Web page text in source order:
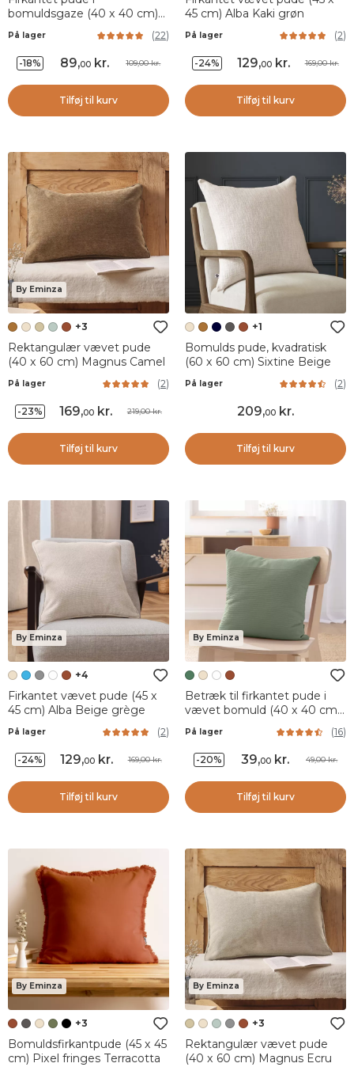
bomuldsgaze (40 x 40 cm)
Constance Beige pampa
På lager (22)
-18% 89,00kr. 109,00 kr.
Tilføj til kurv
45 cm) Alba Kaki grøn
På lager (2)
-24% 129,00kr. 169,00 kr.
Tilføj til kurv
By Eminza
+3
Rektangulær vævet pude
(40 x 60 cm) Magnus Camel
På lager (2)
-23% 169,00 kr. 219,00 kr.
Tilføj til kurv
+1
Bomulds pude, kvadratisk
(60 x 60 cm) Sixtine Beige
På lager (2)
209,00 kr.
Tilføj til kurv
By Eminza
+4
Firkantet vævet pude (45 x
45 cm) Alba Beige grège
På lager (2)
-24% 129,00kr. 169,00 kr.
Tilføj til kurv
By Eminza
Betræk til firkantet pude i
vævet bomuld (40 x 40 cm)
Léa Rosmarin Grøn
På lager (16)
-20% 39,00kr. 49,00 kr.
Tilføj til kurv
By Eminza
+3
Bomuldsfirkantpude (45 x 45
cm) Pixel fringes Terracotta
By Eminza
+3
Rektangulær vævet pude
(40 x 60 cm) Magnus Ecru